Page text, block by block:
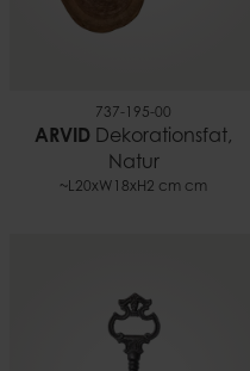
737-195-00
ARVID Dekorationsfat,
Natur
~L20xW18xH2 cm cm